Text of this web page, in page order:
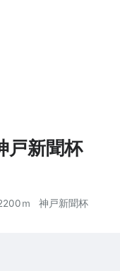
新聞杯
ｍ
神戸新聞杯